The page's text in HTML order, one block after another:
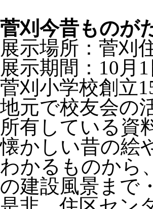
菅刈今昔ものが
展示場所：菅
展示期間：10月
菅刈小学校創立
地元で校友会の
所有している資
懐かしい昔の絵
わかるものから
の建設風景まで